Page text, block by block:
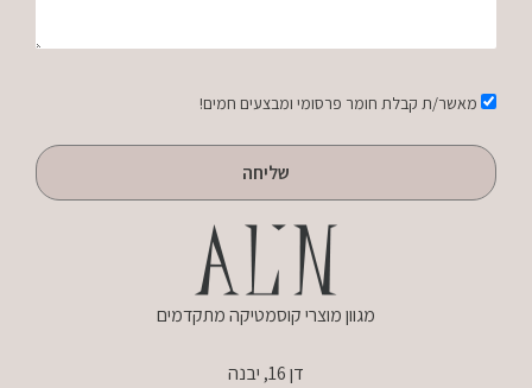
אישורמאשר/ת קבלת חומר פרסומי ומבצעים חמים!
שליחה
מגוון מוצרי קוסמטיקה מתקדמים
דן 16, יבנה